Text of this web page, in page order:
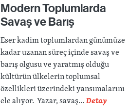
Modern Toplumlarda
Savaş ve Barış
Eser kadim toplumlardan günümüze
kadar uzanan süreç içinde savaş ve
barış olgusu ve yaratmış olduğu
kültürün ülkelerin toplumsal
özellikleri üzerindeki yansımalarını
ele alıyor. Yazar, savaş…Detay